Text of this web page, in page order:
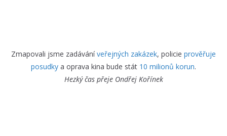
Zmapovali jsme zadáváníveřejných zakázek, policie prověřuje
posudky a oprava kina bude stát 10 milionů korun.
Hezký čas přeje Ondřej Kořínek